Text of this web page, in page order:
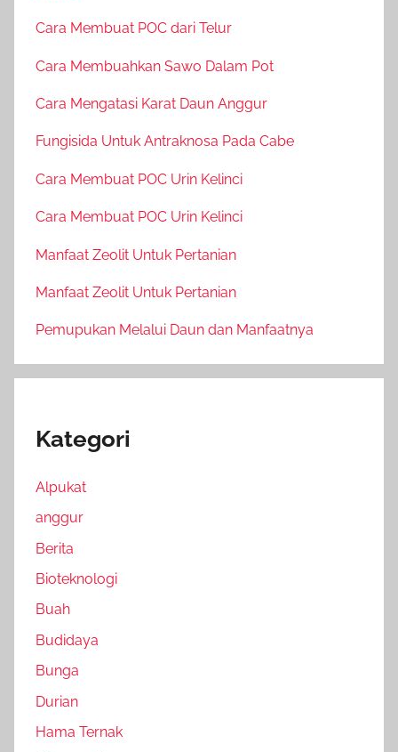
Cara Membuat POC dari Telur
Cara Membuahkan Sawo Dalam Pot
Cara Mengatasi Karat Daun Anggur
Fungisida Untuk Antraknosa Pada Cabe
Cara Membuat POC Urin Kelinci
Cara Membuat POC Urin Kelinci
Manfaat Zeolit Untuk Pertanian
Manfaat Zeolit Untuk Pertanian
Pemupukan Melalui Daun dan Manfaatnya
Kategori
Alpukat
anggur
Berita
Bioteknologi
Buah
Budidaya
Bunga
Durian
Hama Ternak